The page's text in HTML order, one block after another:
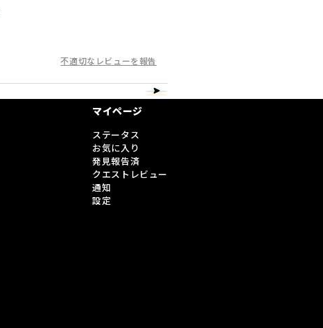
不適切なレビューを報告
マイページ
ステータス
お気に入り
発見報告済
クエストレビュー
通知
設定